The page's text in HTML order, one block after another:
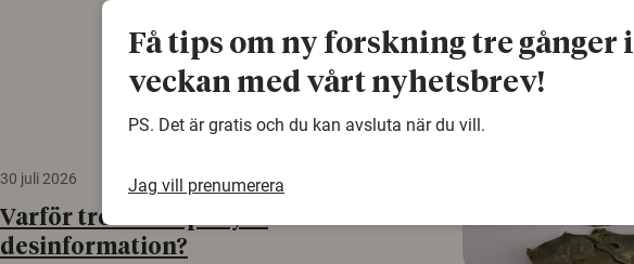
30 juli 2026
Varför tror vissa på rysk
desinformation?
Få tips om ny forskning tre gånger i
veckan med vårt nyhetsbrev!
PS. Det är gratis och du kan avsluta när du vill.
Jag vill prenumerera